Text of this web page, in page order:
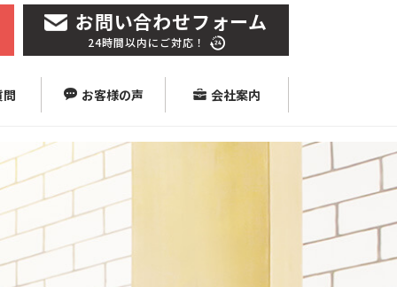
お問い合わせフォーム
24時間以内にご対応！
お客様の声 会社案内